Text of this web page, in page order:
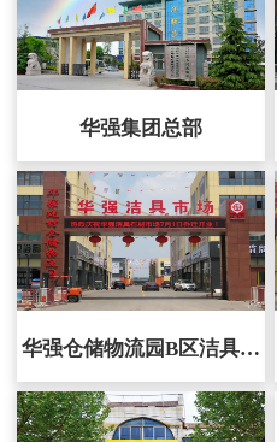
华强集团总部
华强仓储物流园B区洁具市
场